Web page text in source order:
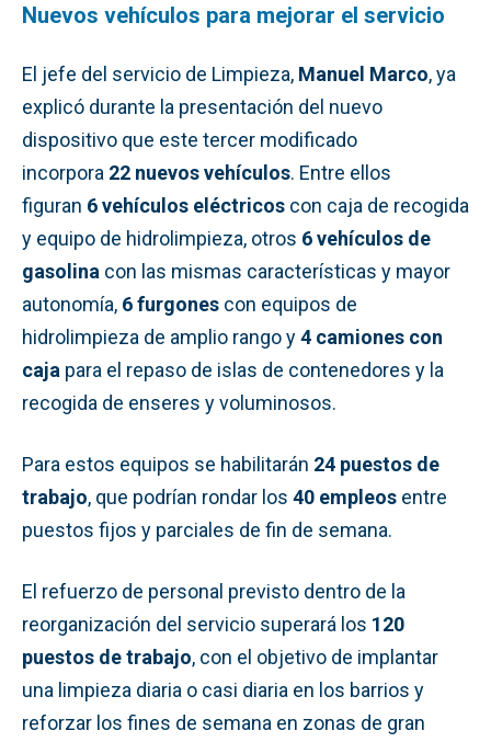
Nuevos vehículos para mejorar el servicio
El jefe del servicio de Limpieza, Manuel Marco, ya
explicó durante la presentación del nuevo
dispositivo que este tercer modificado
incorpora 22 nuevos vehículos. Entre ellos
figuran 6 vehículos eléctricos con caja de recogida
y equipo de hidrolimpieza, otros 6 vehículos de
gasolina con las mismas características y mayor
autonomía, 6 furgones con equipos de
hidrolimpieza de amplio rango y4 camiones con
caja para el repaso de islas de contenedores y la
recogida de enseres y voluminosos.
Para estos equipos se habilitarán 24 puestos de
trabajo, que podrían rondar los 40 empleos entre
puestos fijos y parciales de fin de semana.
El refuerzo de personal previsto dentro de la
reorganización del servicio superará los 120
puestos de trabajo, con el objetivo de implantar
una limpieza diaria o casi diaria en los barrios y
reforzar los fines de semana en zonas de gran